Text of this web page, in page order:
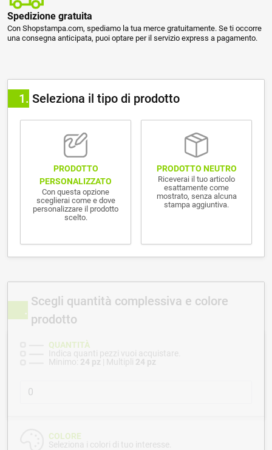
Spedizione gratuita
Con Shopstampa.com, spediamo la tua merce gratuitamente. Se ti occorre
una consegna anticipata, puoi optare per il servizio express a pagamento.
1 Seleziona il tipo di prodotto
PRODOTTO
PERSONALIZZATO
Con questa opzione
sceglierai come e dove
personalizzare il prodotto
scelto.
PRODOTTO NEUTRO
Riceverai il tuo articolo
esattamente come
mostrato, senza alcuna
stampa aggiuntiva.
Scegli quantità complessiva e colore
prodotto
QUANTITÀ
Indica quanti pezzi vuoi acquistare.
Minimo: 24 pz | Multipli 24 pz
COLORE
Seleziona i colori di tuo interesse.